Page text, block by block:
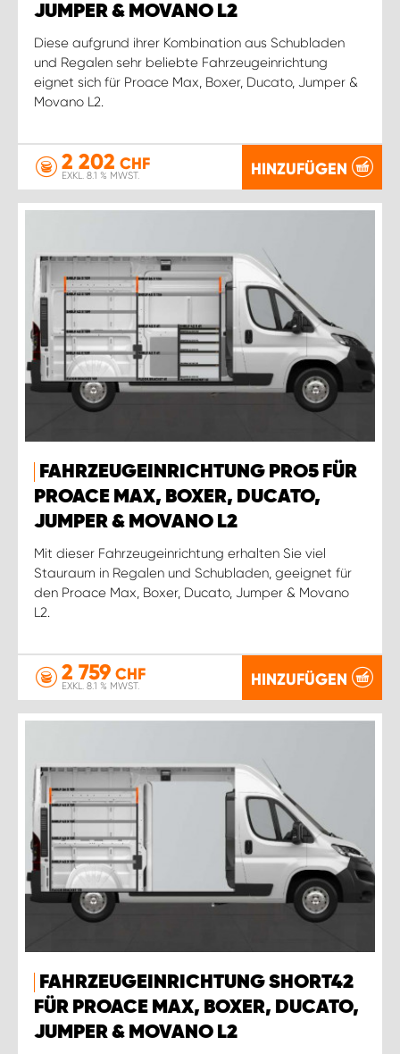
JUMPER & MOVANO L2
Diese aufgrund ihrer Kombination aus Schubladen
und Regalen sehr beliebte Fahrzeugeinrichtung
eignet sich für Proace Max, Boxer, Ducato, Jumper &
Movano L2.
2 202 CHF
EXKL. 8.1 % MWST. HINZUFÜGEN
FAHRZEUGEINRICHTUNG PRO5 FÜR
PROACE MAX, BOXER, DUCATO,
JUMPER & MOVANO L2
Mit dieser Fahrzeugeinrichtung erhalten Sie viel
Stauraum in Regalen und Schubladen, geeignet für
den Proace Max, Boxer, Ducato, Jumper & Movano
L2.
2 759 CHF
EXKL. 8.1 % MWST. HINZUFÜGEN
FAHRZEUGEINRICHTUNG SHORT42
FÜR PROACE MAX, BOXER, DUCATO,
JUMPER & MOVANO L2